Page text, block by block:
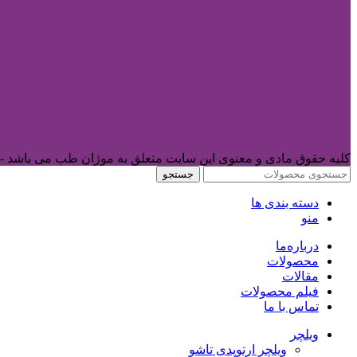
کلیه حقوق مادی و معنوی این سایت متعلق به موژان طب می باشد -
جستجو
دسته بندی ها
منو
درباره‌ما
محصولات
مقالات
فیلم محصولات
تماس با ما
ویلچر
ویلچر ارتوپدی تاشو